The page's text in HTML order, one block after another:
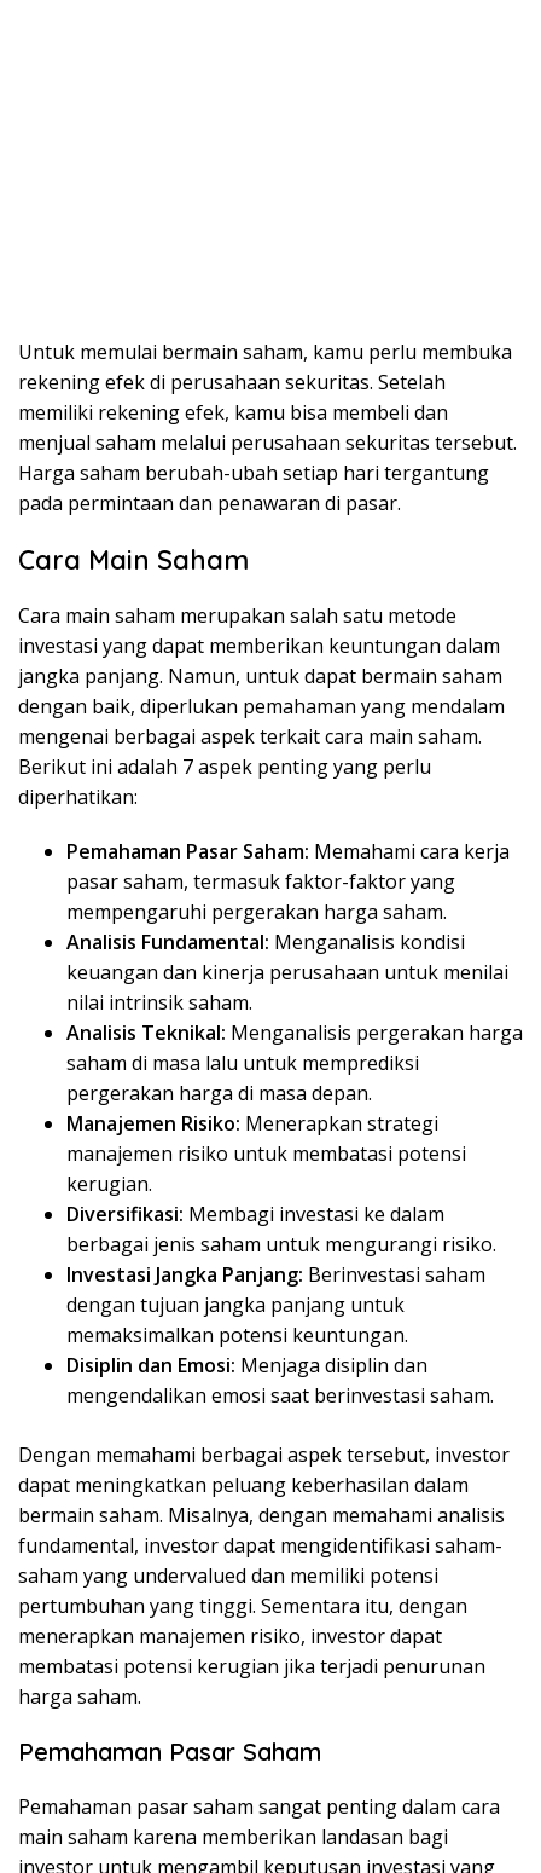
Untuk memulai bermain saham, kamu perlu membuka
rekening efek di perusahaan sekuritas. Setelah
memiliki rekening efek, kamu bisa membeli dan
menjual saham melalui perusahaan sekuritas tersebut.
Harga saham berubah-ubah setiap hari tergantung
pada permintaan dan penawaran di pasar.
Cara Main Saham
Cara main saham merupakan salah satu metode
investasi yang dapat memberikan keuntungan dalam
jangka panjang. Namun, untuk dapat bermain saham
dengan baik, diperlukan pemahaman yang mendalam
mengenai berbagai aspek terkait cara main saham.
Berikut ini adalah 7 aspek penting yang perlu
diperhatikan:
Pemahaman Pasar Saham: Memahami cara kerja
pasar saham, termasuk faktor-faktor yang
mempengaruhi pergerakan harga saham.
Analisis Fundamental: Menganalisis kondisi
keuangan dan kinerja perusahaan untuk menilai
nilai intrinsik saham.
Analisis Teknikal: Menganalisis pergerakan harga
saham di masa lalu untuk memprediksi
pergerakan harga di masa depan.
Manajemen Risiko: Menerapkan strategi
manajemen risiko untuk membatasi potensi
kerugian.
Diversifikasi: Membagi investasi ke dalam
berbagai jenis saham untuk mengurangi risiko.
Investasi Jangka Panjang: Berinvestasi saham
dengan tujuan jangka panjang untuk
memaksimalkan potensi keuntungan.
Disiplin dan Emosi: Menjaga disiplin dan
mengendalikan emosi saat berinvestasi saham.
Dengan memahami berbagai aspek tersebut, investor
dapat meningkatkan peluang keberhasilan dalam
bermain saham. Misalnya, dengan memahami analisis
fundamental, investor dapat mengidentifikasi saham-
saham yang undervalued dan memiliki potensi
pertumbuhan yang tinggi. Sementara itu, dengan
menerapkan manajemen risiko, investor dapat
membatasi potensi kerugian jika terjadi penurunan
harga saham.
Pemahaman Pasar Saham
Pemahaman pasar saham sangat penting dalam cara
main saham karena memberikan landasan bagi
investor untuk mengambil keputusan investasi yang